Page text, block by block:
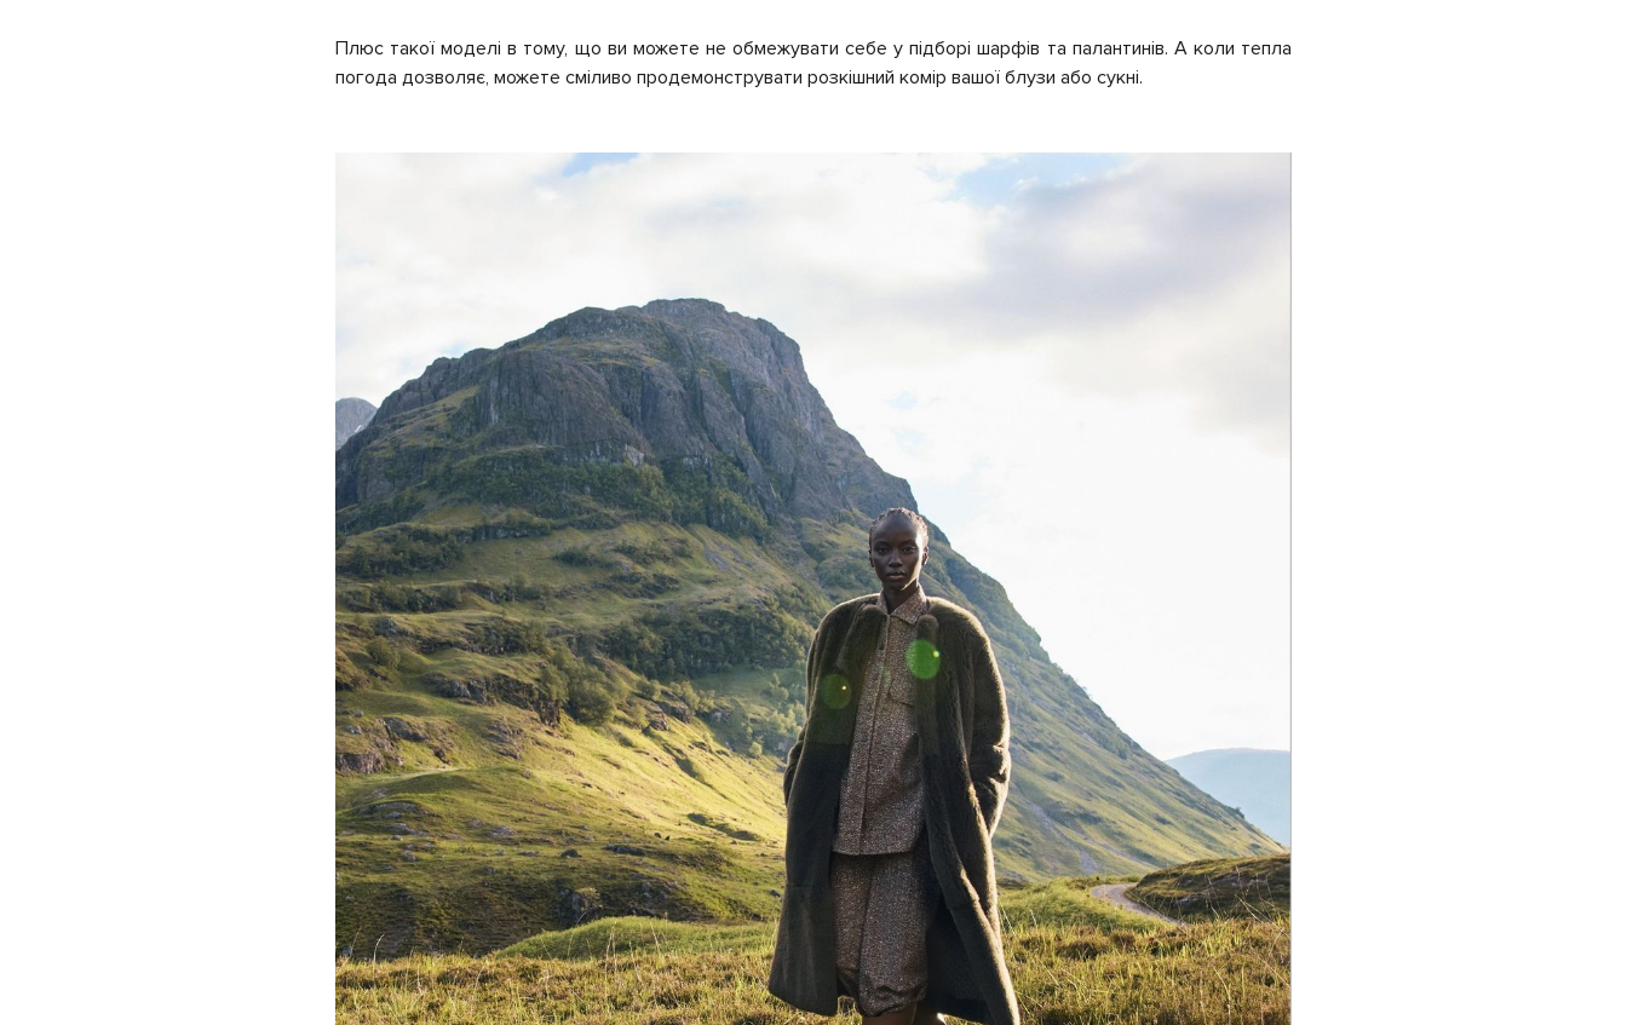
Плюс такої моделі в тому, що ви можете не обмежувати себе у підборі шарфів та палантинів. А коли тепла
погода дозволяє, можете сміливо продемонструвати розкішний комір вашої блузи або сукні.